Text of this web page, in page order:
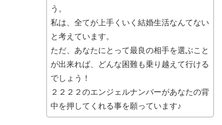
う。
私は、全てが上手くいく結婚生活なんてない
と考えています。
ただ、あなたにとって最良の相手を選ぶこと
が出来れば、どんな困難も乗り越えて行ける
でしょう！
２２２２のエンジェルナンバーがあなたの背
中を押してくれる事を願っています♪